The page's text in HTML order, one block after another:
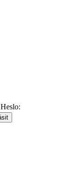
Heslo: